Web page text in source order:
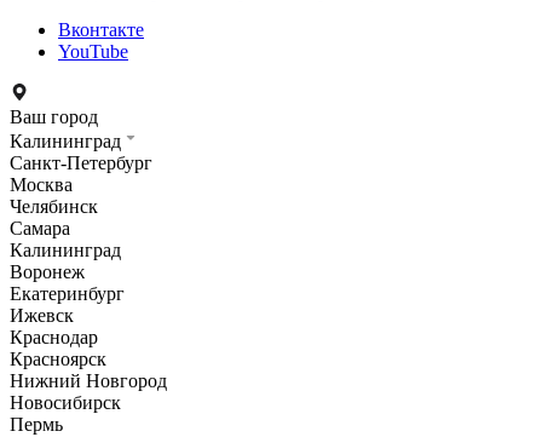
Вконтакте
YouTube
Ваш город
Калининград
Санкт-Петербург
Москва
Челябинск
Самара
Калининград
Воронеж
Екатеринбург
Ижевск
Краснодар
Красноярск
Нижний Новгород
Новосибирск
Пермь